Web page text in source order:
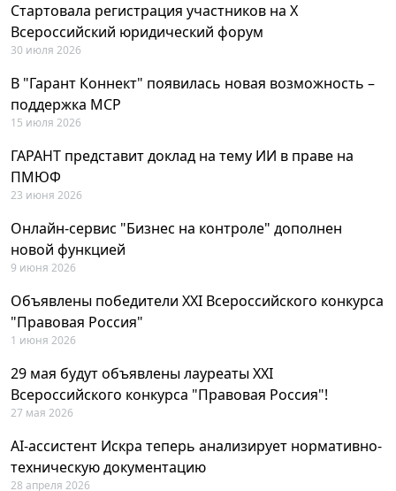
Стартовала регистрация участников на X
Всероссийский юридический форум
30 июля 2026
В "Гарант Коннект" появилась новая возможность –
поддержка MCP
15 июля 2026
ГАРАНТ представит доклад на тему ИИ в праве на
ПМЮФ
23 июня 2026
Онлайн-сервис "Бизнес на контроле" дополнен
новой функцией
9 июня 2026
Объявлены победители XXI Всероссийского конкурса
"Правовая Россия"
1 июня 2026
29 мая будут объявлены лауреаты XXI
Всероссийского конкурса "Правовая Россия"!
27 мая 2026
AI-ассистент Искра теперь анализирует нормативно-
техническую документацию
28 апреля 2026